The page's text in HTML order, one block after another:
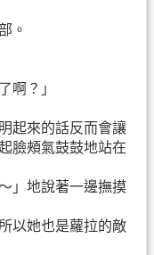
。
啊？」
起來的話反而會讓
臉頰氣鼓鼓地站在
」地說著一邊撫摸
以她也是蘿拉的敵